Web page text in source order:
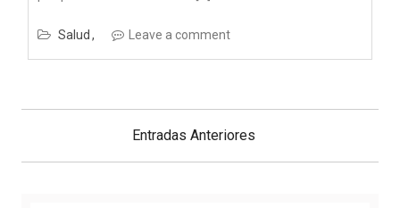
Salud Leave a comment
Entradas Anteriores